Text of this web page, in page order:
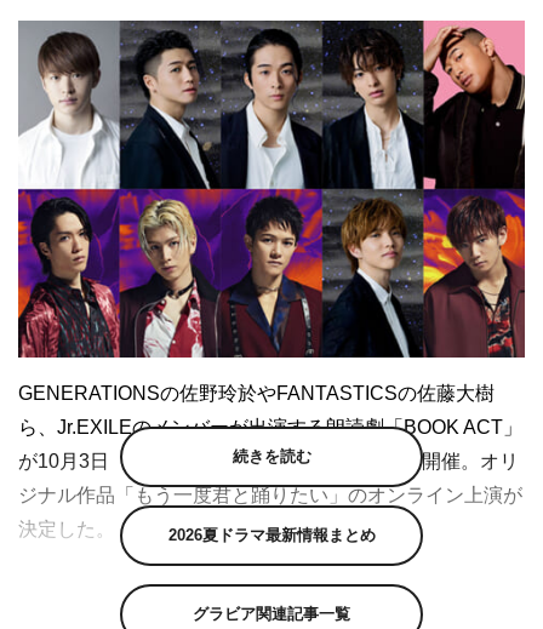
GENERATIONSの佐野玲於やFANTASTICSの佐藤大樹
ら、Jr.EXILEのメンバーが出演する朗読劇「BOOK ACT」
が10月3日（土）・4日（日）の2日間にかけて開催。オリ
ジナル作品「もう一度君と踊りたい」のオンライン上演が
決定した。
所属グループの垣根を越えて上演される「BOOK ACT」
は、LDHが2019年よりスタートした新たな形の朗読劇。
続きを読む
2026夏ドラマ最新情報まとめ
グラビア関連記事一覧